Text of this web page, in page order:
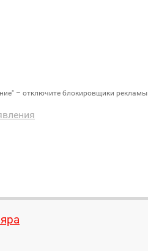
– отключите блокировщики рекламы